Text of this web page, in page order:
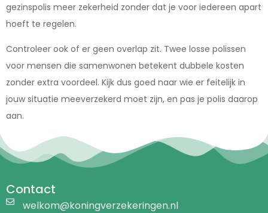
gezinspolis meer zekerheid zonder dat je voor iedereen apart
hoeft te regelen.
Controleer ook of er geen overlap zit. Twee losse polissen
voor mensen die samenwonen betekent dubbele kosten
zonder extra voordeel. Kijk dus goed naar wie er feitelijk in
jouw situatie meeverzekerd moet zijn, en pas je polis daarop
aan.
Contact
welkom@koningverzekeringen.nl